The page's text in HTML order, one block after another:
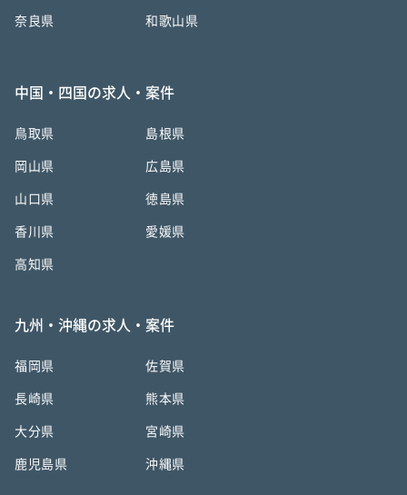
奈良県 和歌山県
中国・四国の求人・案件
鳥取県 島根県
岡山県 広島県
山口県 徳島県
香川県 愛媛県
高知県
九州・沖縄の求人・案件
福岡県 佐賀県
長崎県 熊本県
大分県 宮崎県
鹿児島県 沖縄県